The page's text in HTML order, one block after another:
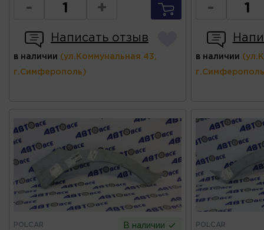
- +
Написать отзыв
в наличии (ул.Коммунальная 43,
г.Симферополь)
-
в наличии
POLCAR В наличии POLCAR